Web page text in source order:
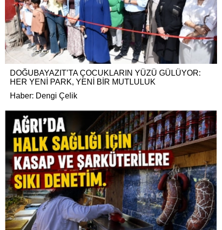
DOĞUBAYAZIT’TA ÇOCUKLARIN YÜZÜ GÜLÜYOR:
HER YENİ PARK, YENİ BİR MUTLULUK
Haber: Dengi Çelik